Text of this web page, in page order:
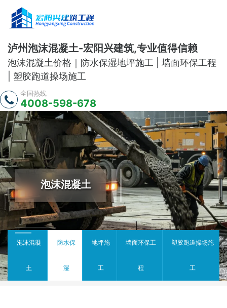
泸州泡沫混凝土-宏阳兴建筑,专业值得信赖
泡沫混凝土价格｜防水保湿地坪施工 | 墙面环保工程
| 塑胶跑道操场施工
全国热线
4008-598-678
泡沫混凝土
泡沫混凝
土
防水保
湿
地坪施
工
墙面环保工
程
塑胶跑道操场施
工